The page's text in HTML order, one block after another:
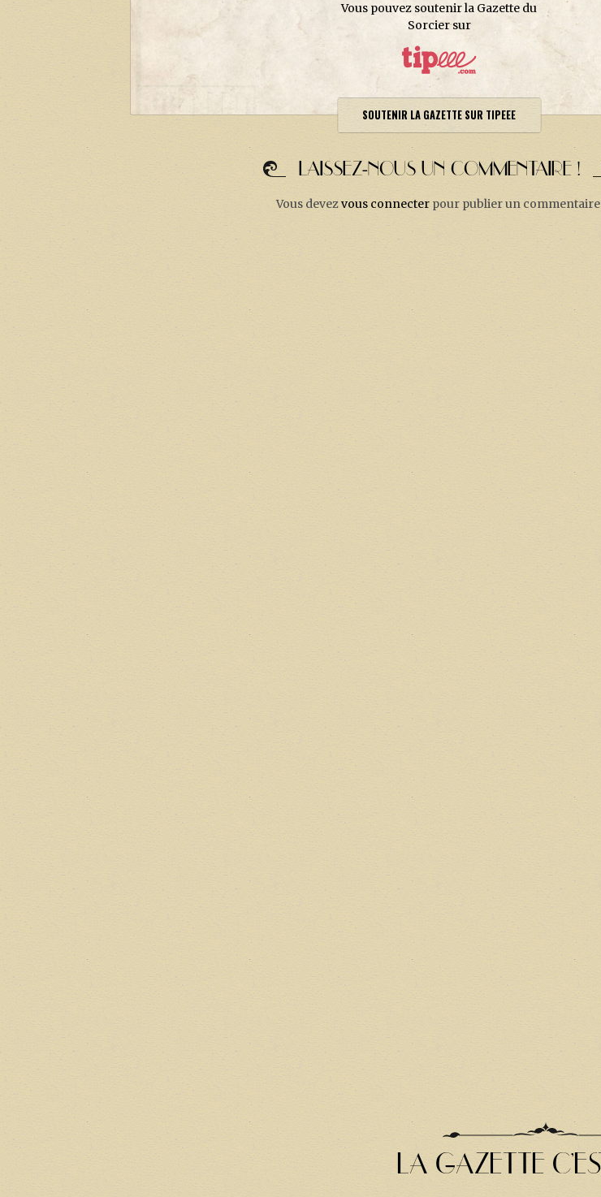
Vous pouvez soutenir la Gazette du
Sorcier sur
SOUTENIR LA GAZETTE SUR TIPEEE
LAISSEZ-NOUS UN COMMENTAIRE !
Vous devezvous connecterpour publier un
LA GAZETTE